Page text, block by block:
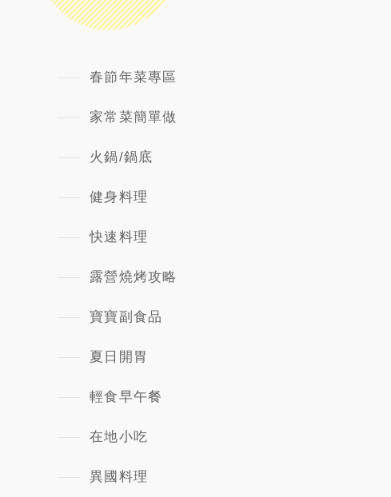
春節年菜專區
家常菜簡單做
火鍋/鍋底
健身料理
快速料理
露營燒烤攻略
寶寶副食品
夏日開胃
輕食早午餐
在地小吃
異國料理